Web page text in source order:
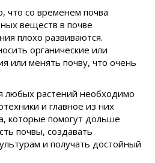
что со временем почва
веществ в почве
плохо развиваются.
органические или
или менять почву, что очень
любых растений необходимо
и главное из них
которые помогут дольше
почвы, создавать
и получать достойный